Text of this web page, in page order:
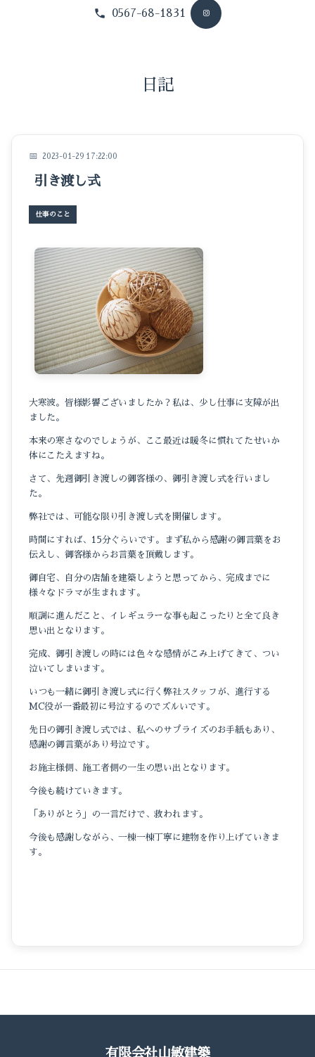
0567-68-1831
山敏のこと
日記
2023-01-29 17:22:00
引き渡し式
仕事のこと
大寒波。皆様影響ございましたか？私は、少し仕事に支障が出
ました。
本来の寒さなのでしょうが、ここ最近は暖冬に慣れてたせいか
体にこたえますね。
さて、先週御引き渡しの御客様の、御引き渡し式を行いまし
た。
弊社では、可能な限り引き渡し式を開催します。
時間にすれば、15分ぐらいです。まず私から感謝の御言葉をお
伝えし、御客様からお言葉を頂戴します。
御自宅、自分の店舗を建築しようと思ってから、完成までに
様々なドラマが生まれます。
順調に進んだこと、イレギュラーな事も起こったりと全て良き
思い出となります。
完成、御引き渡しの時には色々な感情がこみ上げてきて、つい
泣いてしまいます。
いつも一緒に御引き渡し式に行く弊社スタッフが、進行する
MC役が一番最初に号泣するのでズルいです。
先日の御引き渡し式では、私へのサプライズのお手紙もあり、
感謝の御言葉があり号泣です。
お施主様側、施工者側の一生の思い出となります。
今後も続けていきます。
「ありがとう」の一言だけで、救われます。
今後も感謝しながら、一棟一棟丁寧に建物を作り上げていきま
す。
有限会社山敏建築